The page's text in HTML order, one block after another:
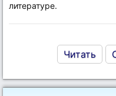
литературе.
Читать